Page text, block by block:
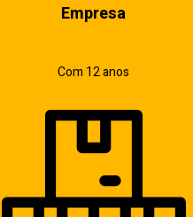
Empresa
Com 12 anos